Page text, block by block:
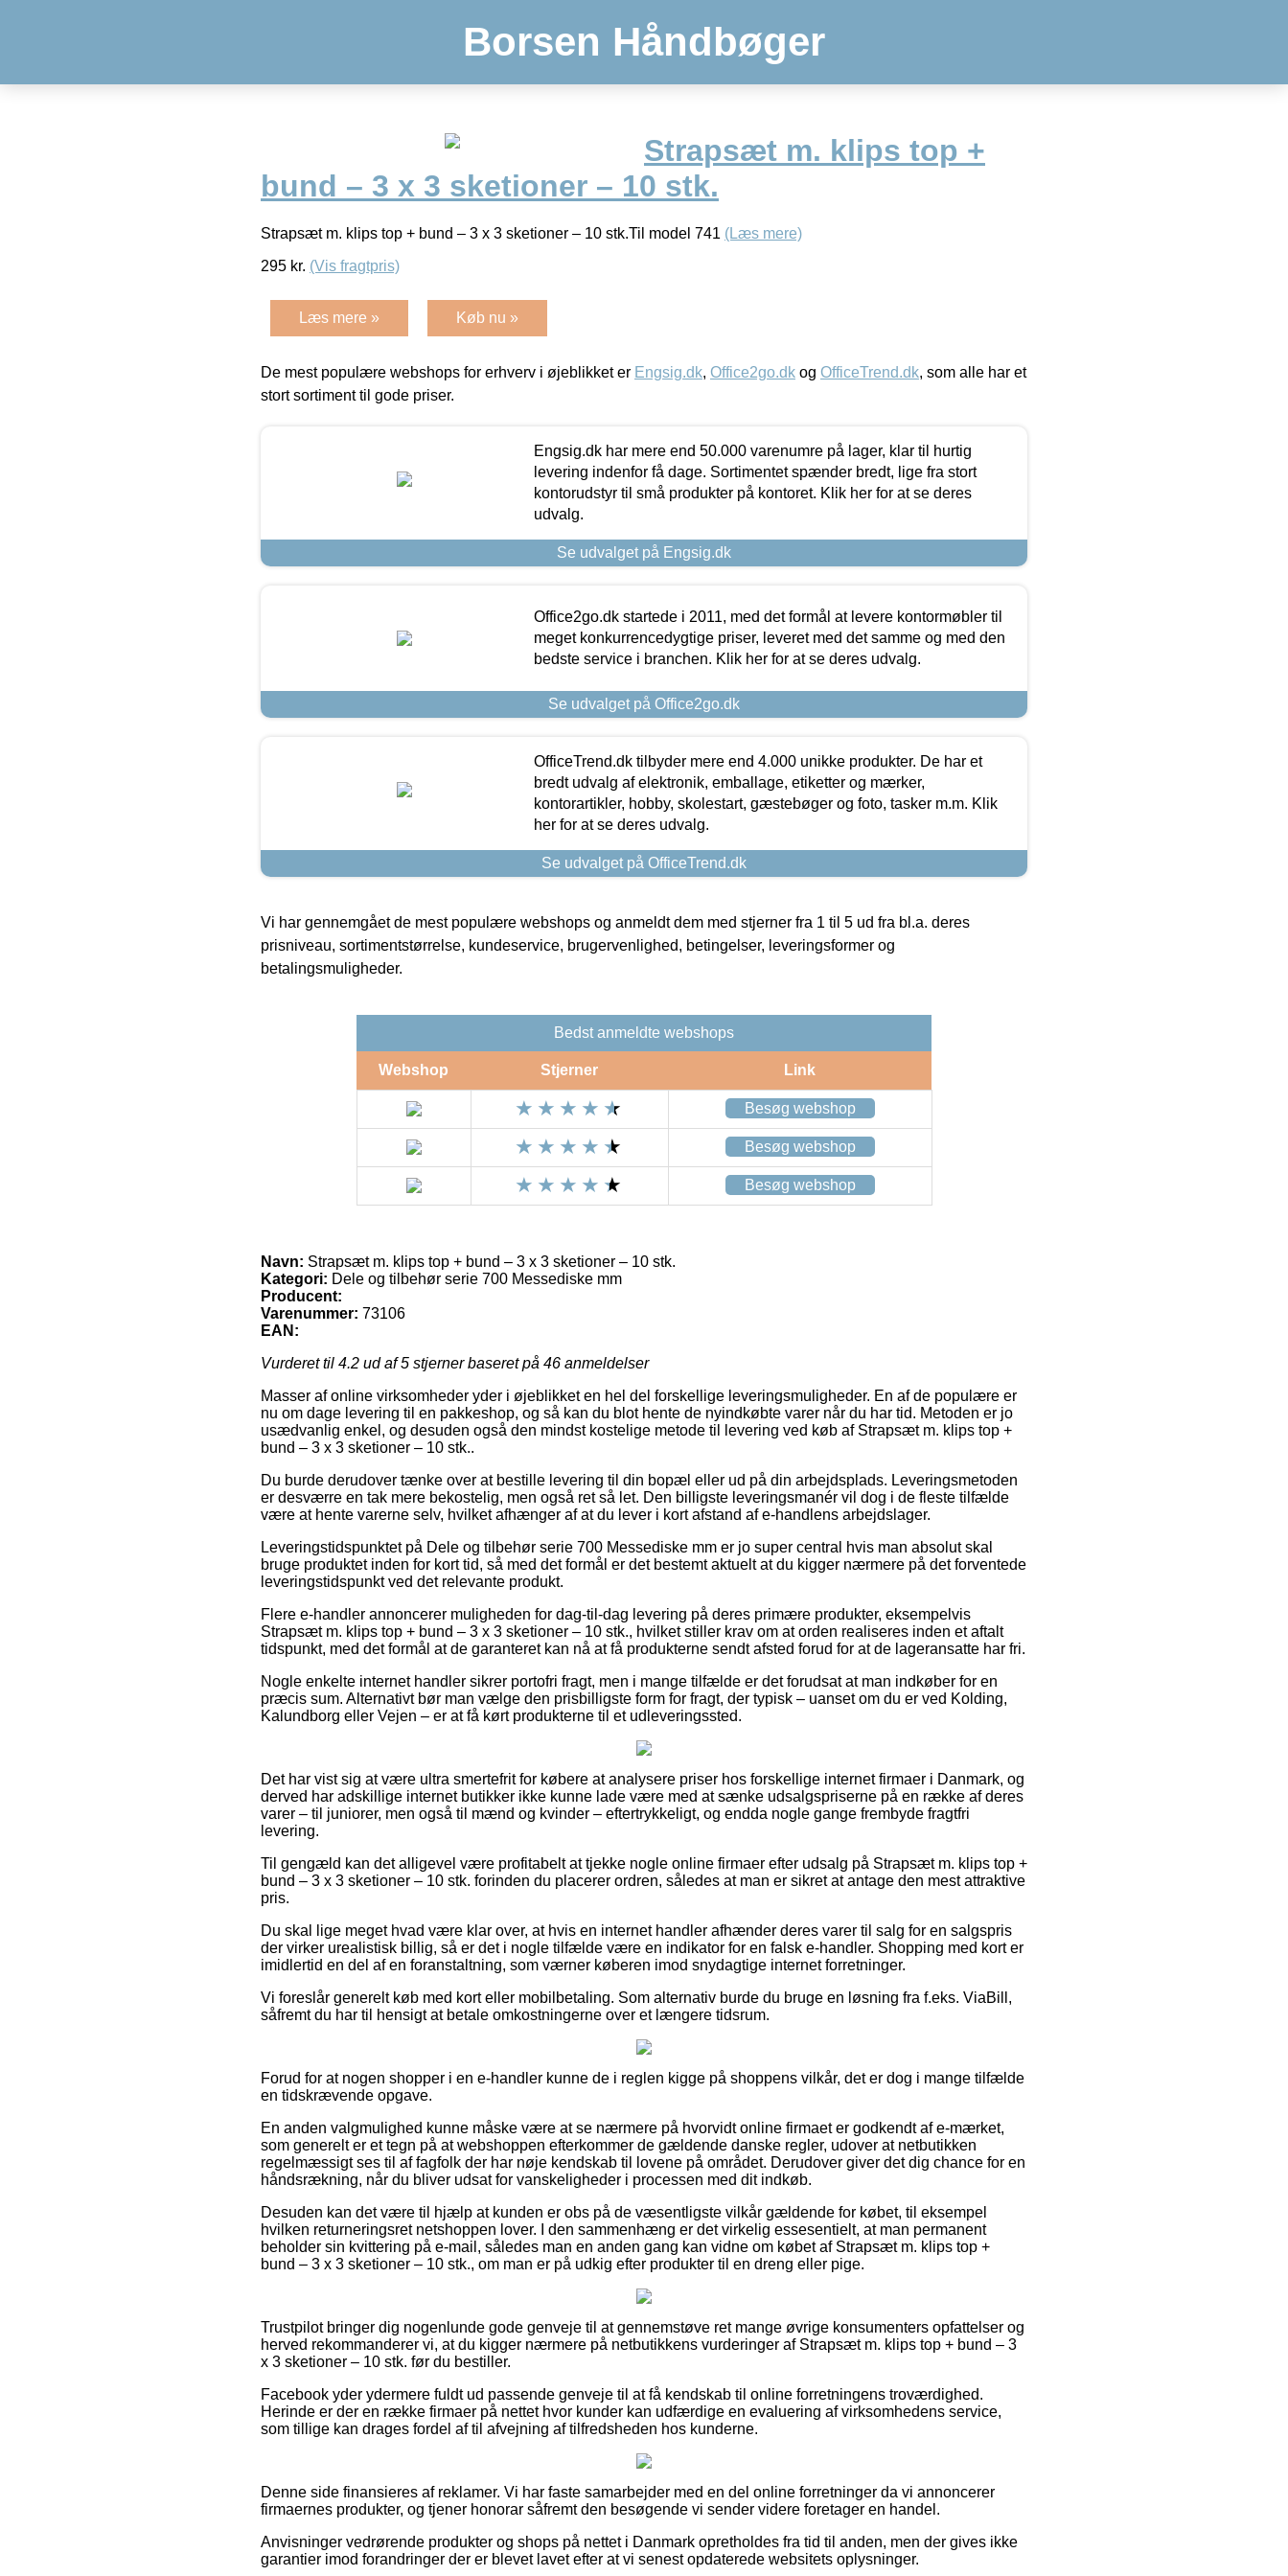
Borsen Håndbøger
Strapsæt m. klips top +
bund – 3 x 3 sketioner – 10 stk.
Strapsæt m. klips top + bund – 3 x 3 sketioner – 10 stk.Til model 741 (Læs mere)
295 kr. (Vis fragtpris)
Læs mere » Køb nu »
De mest populære webshops for erhverv i øjeblikket er Engsig.dk, Office2go.dk og OfficeTrend.dk, som alle har et
stort sortiment til gode priser.
Engsig.dk har mere end 50.000 varenumre på lager, klar til hurtig
levering indenfor få dage. Sortimentet spænder bredt, lige fra stort
kontorudstyr til små produkter på kontoret. Klik her for at se deres
udvalg.
Se udvalget på Engsig.dk
Office2go.dk startede i 2011, med det formål at levere kontormøbler til
meget konkurrencedygtige priser, leveret med det samme og med den
bedste service i branchen. Klik her for at se deres udvalg.
Se udvalget på Office2go.dk
OfficeTrend.dk tilbyder mere end 4.000 unikke produkter. De har et
bredt udvalg af elektronik, emballage, etiketter og mærker,
kontorartikler, hobby, skolestart, gæstebøger og foto, tasker m.m. Klik
her for at se deres udvalg.
Se udvalget på OfficeTrend.dk
Vi har gennemgået de mest populære webshops og anmeldt dem med stjerner fra 1 til 5 ud fra bl.a. deres
prisniveau, sortimentstørrelse, kundeservice, brugervenlighed, betingelser, leveringsformer og
betalingsmuligheder.
Bedst anmeldte webshops
Webshop Stjerner Link
Besøg webshop
Besøg webshop
Besøg webshop
Navn: Strapsæt m. klips top + bund – 3 x 3 sketioner – 10 stk.
Kategori: Dele og tilbehør serie 700 Messediske mm
Producent:
Varenummer: 73106
EAN:
Vurderet til 4.2 ud af 5 stjerner baseret på 46 anmeldelser
Masser af online virksomheder yder i øjeblikket en hel del forskellige leveringsmuligheder. En af de populære er
nu om dage levering til en pakkeshop, og så kan du blot hente de nyindkøbte varer når du har tid. Metoden er jo
usædvanlig enkel, og desuden også den mindst kostelige metode til levering ved køb af Strapsæt m. klips top +
bund – 3 x 3 sketioner – 10 stk..
Du burde derudover tænke over at bestille levering til din bopæl eller ud på din arbejdsplads. Leveringsmetoden
er desværre en tak mere bekostelig, men også ret så let. Den billigste leveringsmanér vil dog i de fleste tilfælde
være at hente varerne selv, hvilket afhænger af at du lever i kort afstand af e-handlens arbejdslager.
Leveringstidspunktet på Dele og tilbehør serie 700 Messediske mm er jo super central hvis man absolut skal
bruge produktet inden for kort tid, så med det formål er det bestemt aktuelt at du kigger nærmere på det forventede
leveringstidspunkt ved det relevante produkt.
Flere e-handler annoncerer muligheden for dag-til-dag levering på deres primære produkter, eksempelvis
Strapsæt m. klips top + bund – 3 x 3 sketioner – 10 stk., hvilket stiller krav om at orden realiseres inden et aftalt
tidspunkt, med det formål at de garanteret kan nå at få produkterne sendt afsted forud for at de lageransatte har fri.
Nogle enkelte internet handler sikrer portofri fragt, men i mange tilfælde er det forudsat at man indkøber for en
præcis sum. Alternativt bør man vælge den prisbilligste form for fragt, der typisk – uanset om du er ved Kolding,
Kalundborg eller Vejen – er at få kørt produkterne til et udleveringssted.
Det har vist sig at være ultra smertefrit for købere at analysere priser hos forskellige internet firmaer i Danmark, og
derved har adskillige internet butikker ikke kunne lade være med at sænke udsalgspriserne på en række af deres
varer – til juniorer, men også til mænd og kvinder – eftertrykkeligt, og endda nogle gange frembyde fragtfri
levering.
Til gengæld kan det alligevel være profitabelt at tjekke nogle online firmaer efter udsalg på Strapsæt m. klips top +
bund – 3 x 3 sketioner – 10 stk. forinden du placerer ordren, således at man er sikret at antage den mest attraktive
pris.
Du skal lige meget hvad være klar over, at hvis en internet handler afhænder deres varer til salg for en salgspris
der virker urealistisk billig, så er det i nogle tilfælde være en indikator for en falsk e-handler. Shopping med kort er
imidlertid en del af en foranstaltning, som værner køberen imod snydagtige internet forretninger.
Vi foreslår generelt køb med kort eller mobilbetaling. Som alternativ burde du bruge en løsning fra f.eks. ViaBill,
såfremt du har til hensigt at betale omkostningerne over et længere tidsrum.
Forud for at nogen shopper i en e-handler kunne de i reglen kigge på shoppens vilkår, det er dog i mange tilfælde
en tidskrævende opgave.
En anden valgmulighed kunne måske være at se nærmere på hvorvidt online firmaet er godkendt af e-mærket,
som generelt er et tegn på at webshoppen efterkommer de gældende danske regler, udover at netbutikken
regelmæssigt ses til af fagfolk der har nøje kendskab til lovene på området. Derudover giver det dig chance for en
håndsrækning, når du bliver udsat for vanskeligheder i processen med dit indkøb.
Desuden kan det være til hjælp at kunden er obs på de væsentligste vilkår gældende for købet, til eksempel
hvilken returneringsret netshoppen lover. I den sammenhæng er det virkelig essesentielt, at man permanent
beholder sin kvittering på e-mail, således man en anden gang kan vidne om købet af Strapsæt m. klips top +
bund – 3 x 3 sketioner – 10 stk., om man er på udkig efter produkter til en dreng eller pige.
Trustpilot bringer dig nogenlunde gode genveje til at gennemstøve ret mange øvrige konsumenters opfattelser og
herved rekommanderer vi, at du kigger nærmere på netbutikkens vurderinger af Strapsæt m. klips top + bund – 3
x 3 sketioner – 10 stk. før du bestiller.
Facebook yder ydermere fuldt ud passende genveje til at få kendskab til online forretningens troværdighed.
Herinde er der en række firmaer på nettet hvor kunder kan udfærdige en evaluering af virksomhedens service,
som tillige kan drages fordel af til afvejning af tilfredsheden hos kunderne.
Denne side finansieres af reklamer. Vi har faste samarbejder med en del online forretninger da vi annoncerer
firmaernes produkter, og tjener honorar såfremt den besøgende vi sender videre foretager en handel.
Anvisninger vedrørende produkter og shops på nettet i Danmark opretholdes fra tid til anden, men der gives ikke
garantier imod forandringer der er blevet lavet efter at vi senest opdaterede websitets oplysninger.